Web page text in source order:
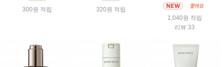
300원 적립 320원 적립
1,040원 적립
리뷰 33